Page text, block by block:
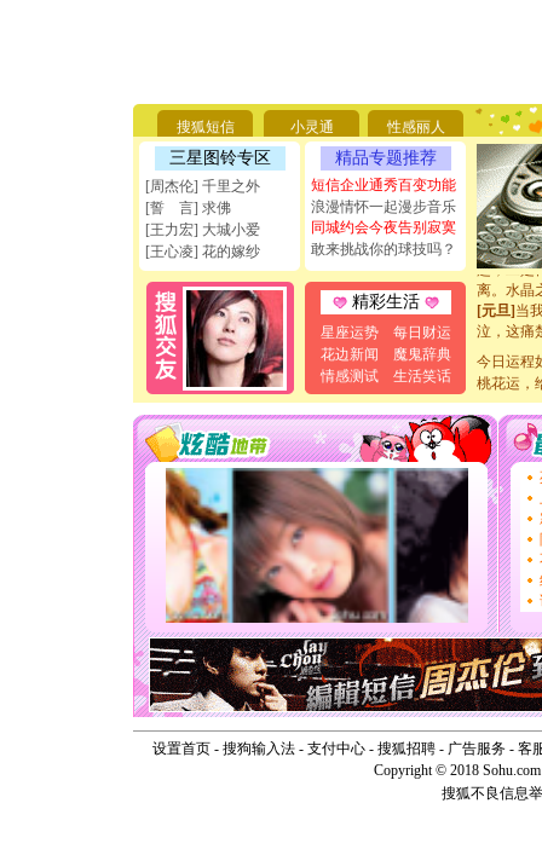
搜狐短信 小灵通 性感丽人
三星图铃专区
[周杰伦] 千里之外
[誓 言] 求佛
[王力宏] 大城小爱
[王心凌] 花的嫁纱
精品专题推荐
短信企业通秀百变功能
浪漫情怀一起漫步音乐
同城约会今夜告别寂寞
敢来挑战你的球技吗？
精彩生活
星座运势
每日财运
花边新闻
魔鬼辞典
情感测试
生活笑话
天都要快
[圣诞节]
如意,快
[元旦]看
断电。爱
你是我专
[元旦]如
起；二是
离。水晶
[元旦]当
泣，这痛
[春节]风
颜！冬去
道一声平
[春节]传
片叶子
送你一
[圣诞节]
你太多
要平安
[圣诞节]
能正大
天都要快
[圣诞节]
如意,快
[元旦]看
断电。爱
你是我专
[元旦]如
起；二是
离。水晶
[元旦]当
泣，这痛
今日运程
桃花运，
设置首页- 搜狗输入法- 支付中心- 搜狐招聘- 广告服务- 客
Copyright © 2018
搜狐不良信息